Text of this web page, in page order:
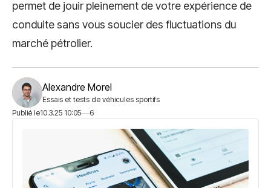
permet de jouir pleinement de votre expérience de
conduite sans vous soucier des fluctuations du
marché pétrolier.
Alexandre Morel
Essais et tests de véhicules sportifs
Publié le10.3.25 10:05 6